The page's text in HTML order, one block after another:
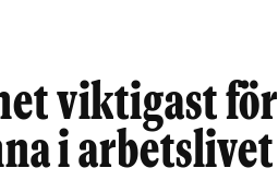
viktigast för
i arbetslivet